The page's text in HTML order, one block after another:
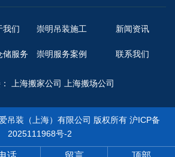
我们 崇明吊装施工 新闻资讯
储服务 崇明服务案例 联系我们
上海搬家公司 上海搬场公司
吊装（上海）有限公司 版权所有 沪ICP备
2025111968号-2